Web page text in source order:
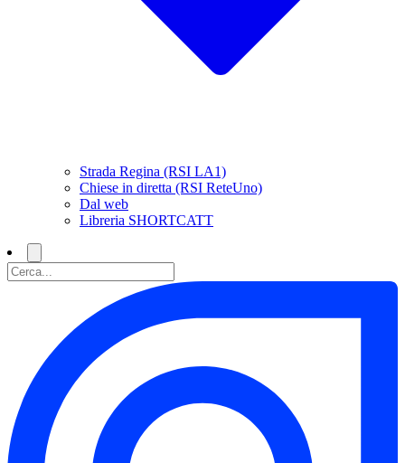
Strada Regina (RSI LA1)
Chiese in diretta (RSI ReteUno)
Dal web
Libreria SHORTCATT